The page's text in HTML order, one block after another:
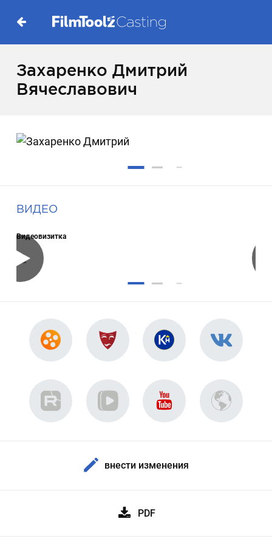
Захаренко Дмитрий
Вячеславович
ВИДЕО
Видеовизитка
внести изменения
PDF